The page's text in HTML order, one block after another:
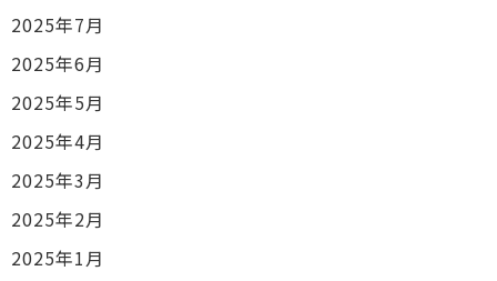
2025年7月
2025年6月
2025年5月
2025年4月
2025年3月
2025年2月
2025年1月